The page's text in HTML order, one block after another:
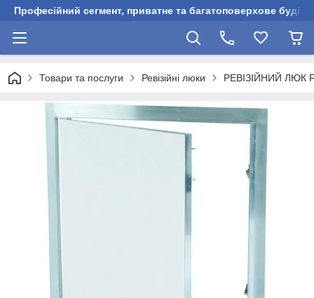
Професійний сегмент, приватне та багатоповерхове
Товари та послуги Ревізійні люки РЕВІЗІЙНИЙ ЛЮК